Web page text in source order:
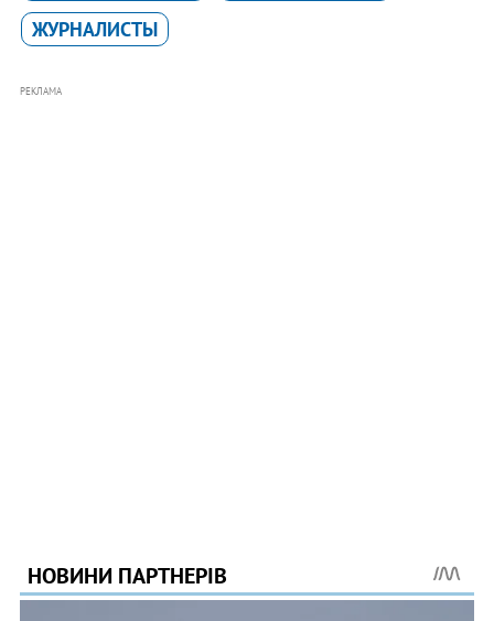
ЖУРНАЛИСТЫ
РЕКЛАМА